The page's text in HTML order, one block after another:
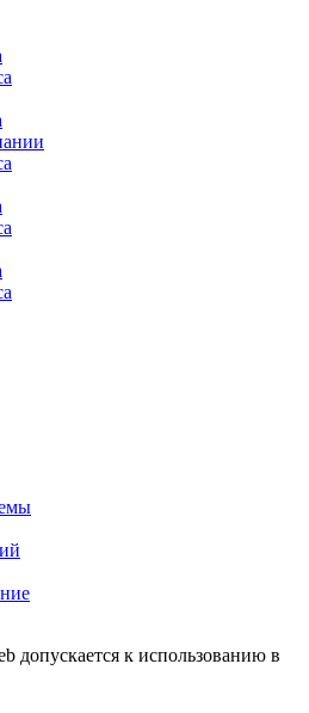
допускается к использованию в